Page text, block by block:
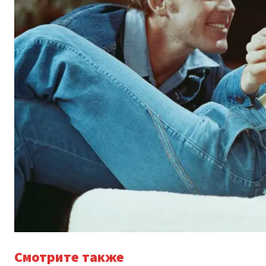
Смотрите также